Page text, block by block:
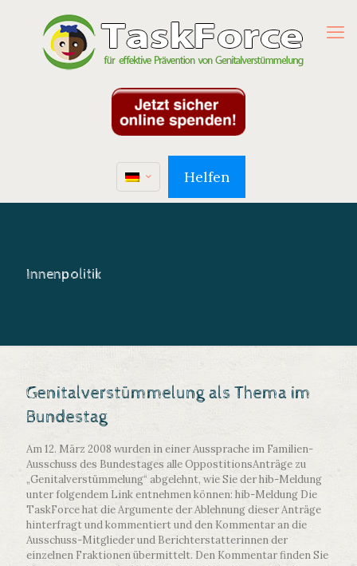
Helfen
Innenpolitik
Genitalverstümmelung als Thema im
Bundestag
Am 12. März 2008 wurden in einer Aussprache im Familien-
Ausschuss des Bundestages alle OppostitionsAnträge zu
„Genitalverstümmelung“ abgelehnt, wie Sie der hib-Meldung
unter folgendem Link entnehmen können: hib-Meldung Die
TaskForce hat die Argumente der Ablehnung dieser Anträge
hinterfragt und kommentiert und den Kommentar an die
Ausschuss-Mitglieder und Berichterstatterinnen der
einzelnen Fraktionen übermittelt. Den Kommentar finden Sie